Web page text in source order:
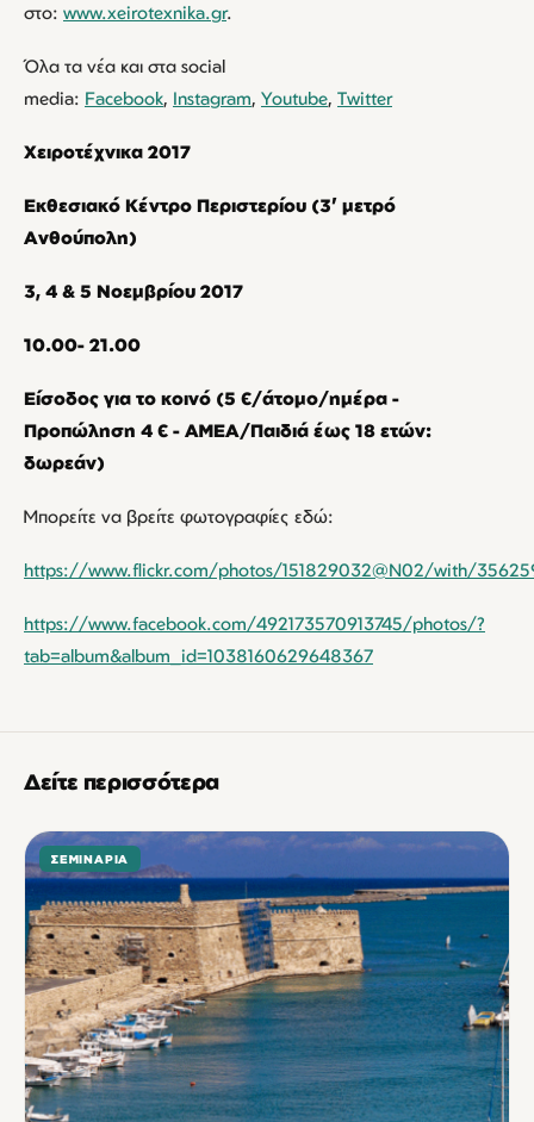
στο: www.xeirotexnika.gr.
Όλα τα νέα και στα social
media: Facebook, Instagram, Youtube, Twitter
Χειροτέχνικα 2017
Εκθεσιακό Κέντρο Περιστερίου (3’ μετρό
Ανθούπολη)
3, 4 & 5 Νοεμβρίου 2017
10.00- 21.00
Είσοδος για το κοινό (5 €/άτομο/ημέρα -
Προπώληση 4 € - ΑΜΕΑ/Παιδιά έως 18 ετών:
δωρεάν)
Μπορείτε να βρείτε φωτογραφίες εδώ:
https://www.flickr.com/photos/151829032@N02/with/
https://www.facebook.com/492173570913745/photos/?
tab=album&album_id=1038160629648367
Δείτε περισσότερα
ΣΕΜΙΝΆΡΙΑ